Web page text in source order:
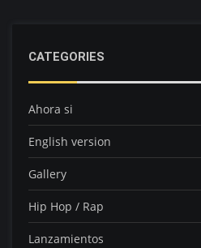
CATEGORIES
Ahora si
English version
Gallery
Hip Hop / Rap
Lanzamientos